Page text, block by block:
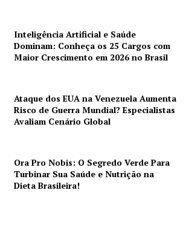
Inteligência Artificial e Saúde
Dominam: Conheça os 25 Cargos com
Maior Crescimento em 2026 no Brasil
Ataque dos EUA na Venezuela Aumenta
Risco de Guerra Mundial? Especialistas
Avaliam Cenário Global
Ora Pro Nobis: O Segredo Verde Para
Turbinar Sua Saúde e Nutrição na
Dieta Brasileira!